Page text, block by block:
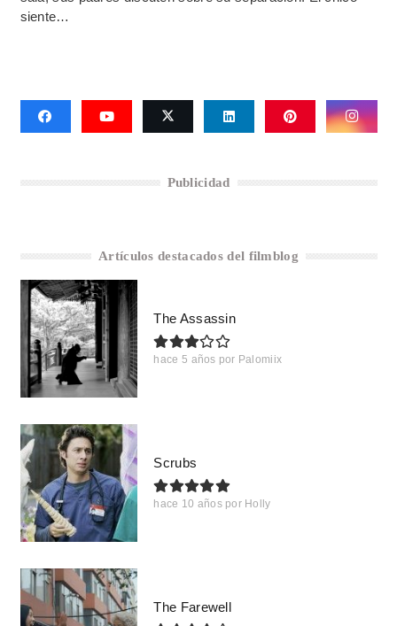
siente…
Publicidad
Artículos destacados del filmblog
The Assassin
hace 5 años por Palomiix
Scrubs
hace 10 años por Holly
The Farewell